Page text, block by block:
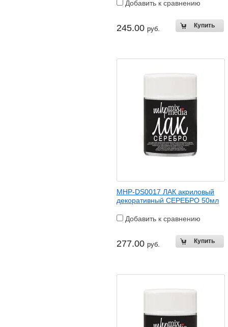
Добавить к сравнению
245.00 руб.
MHP-DS0017 ЛАК акриловый
декоративный СЕРЕБРО 50мл
Добавить к сравнению
277.00 руб.